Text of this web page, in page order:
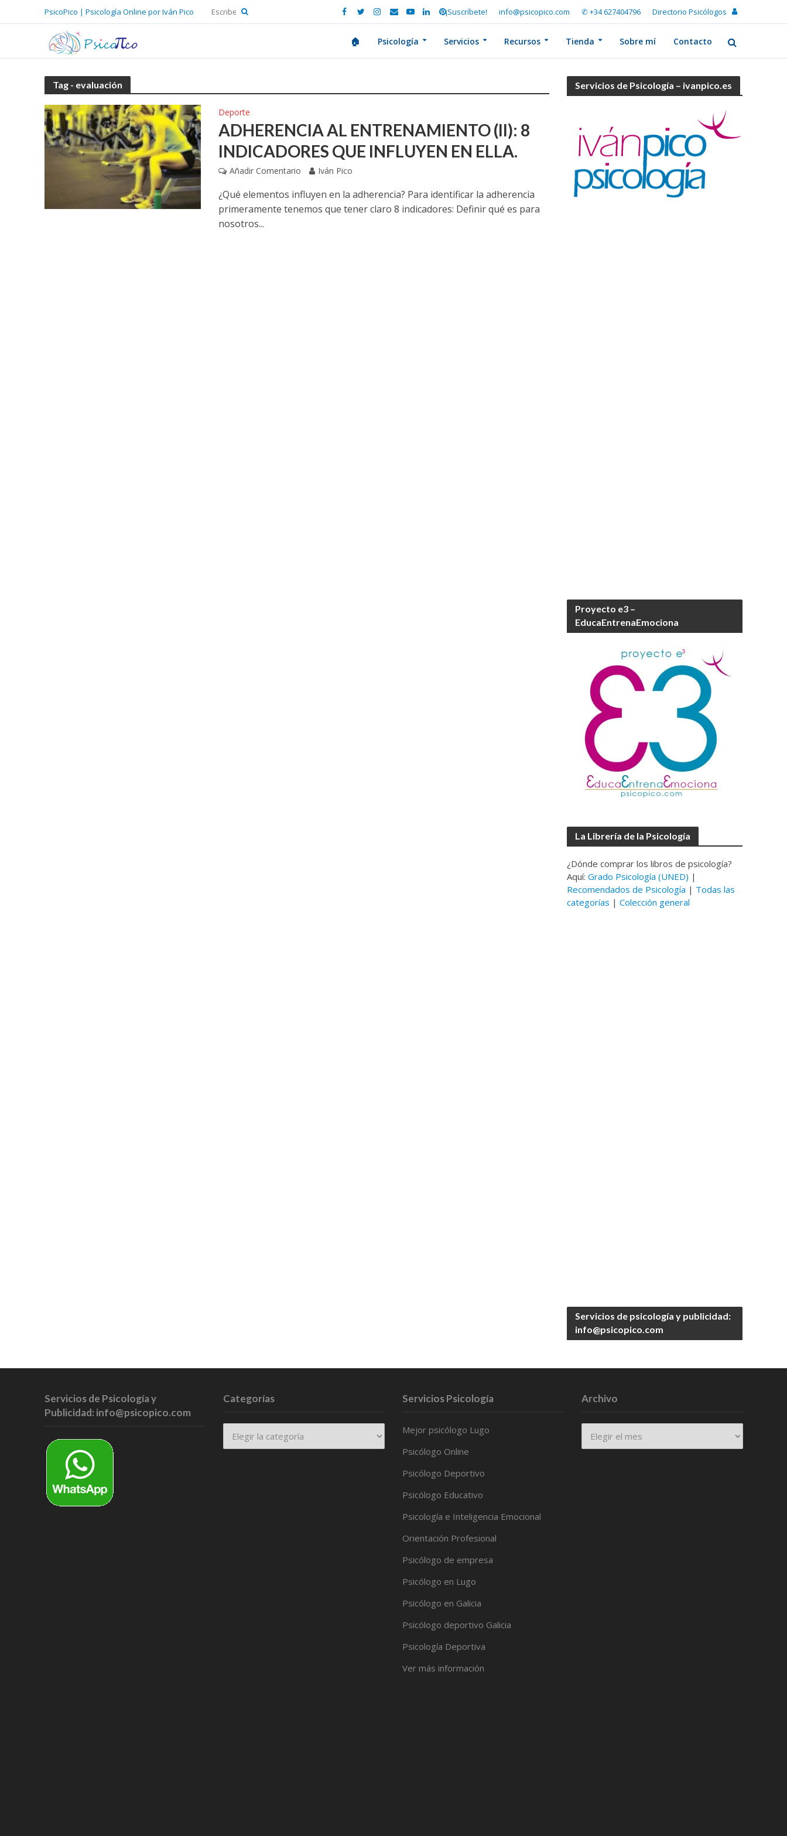
PsicoPico | Psicología Online por Iván Pico ¡Suscríbete! info@psicopico.com ✆ +34 627404796 Directorio Psicólogos
🏠 Psicología Servicios Recursos Tienda Sobre mí Contacto
Tag - evaluación
Deporte
ADHERENCIA AL ENTRENAMIENTO (II): 8
INDICADORES QUE INFLUYEN EN ELLA.
Añadir Comentario Iván Pico
¿Qué elementos influyen en la adherencia? Para identificar la adherencia
primeramente tenemos que tener claro 8 indicadores: Definir qué es para
nosotros...
Servicios de Psicología – ivanpico.es
Proyecto e3 –
EducaEntrenaEmociona
La Librería de la Psicología
¿Dónde comprar los libros de psicología?
Aquí:Grado Psicología (UNED) |
Recomendados de Psicología | Todas las
categorías |Colección general
Servicios de psicología y publicidad:
info@psicopico.com
Servicios de Psicología y
Publicidad: info@psicopico.com
Categorías Servicios Psicología
Mejor psicólogo Lugo
Psicólogo Online
Psicólogo Deportivo
Psicólogo Educativo
Psicología e Inteligencia Emocional
Orientación Profesional
Psicólogo de empresa
Psicólogo en Lugo
Psicólogo en Galicia
Psicólogo deportivo Galicia
Psicología Deportiva
Ver más información
Archivo